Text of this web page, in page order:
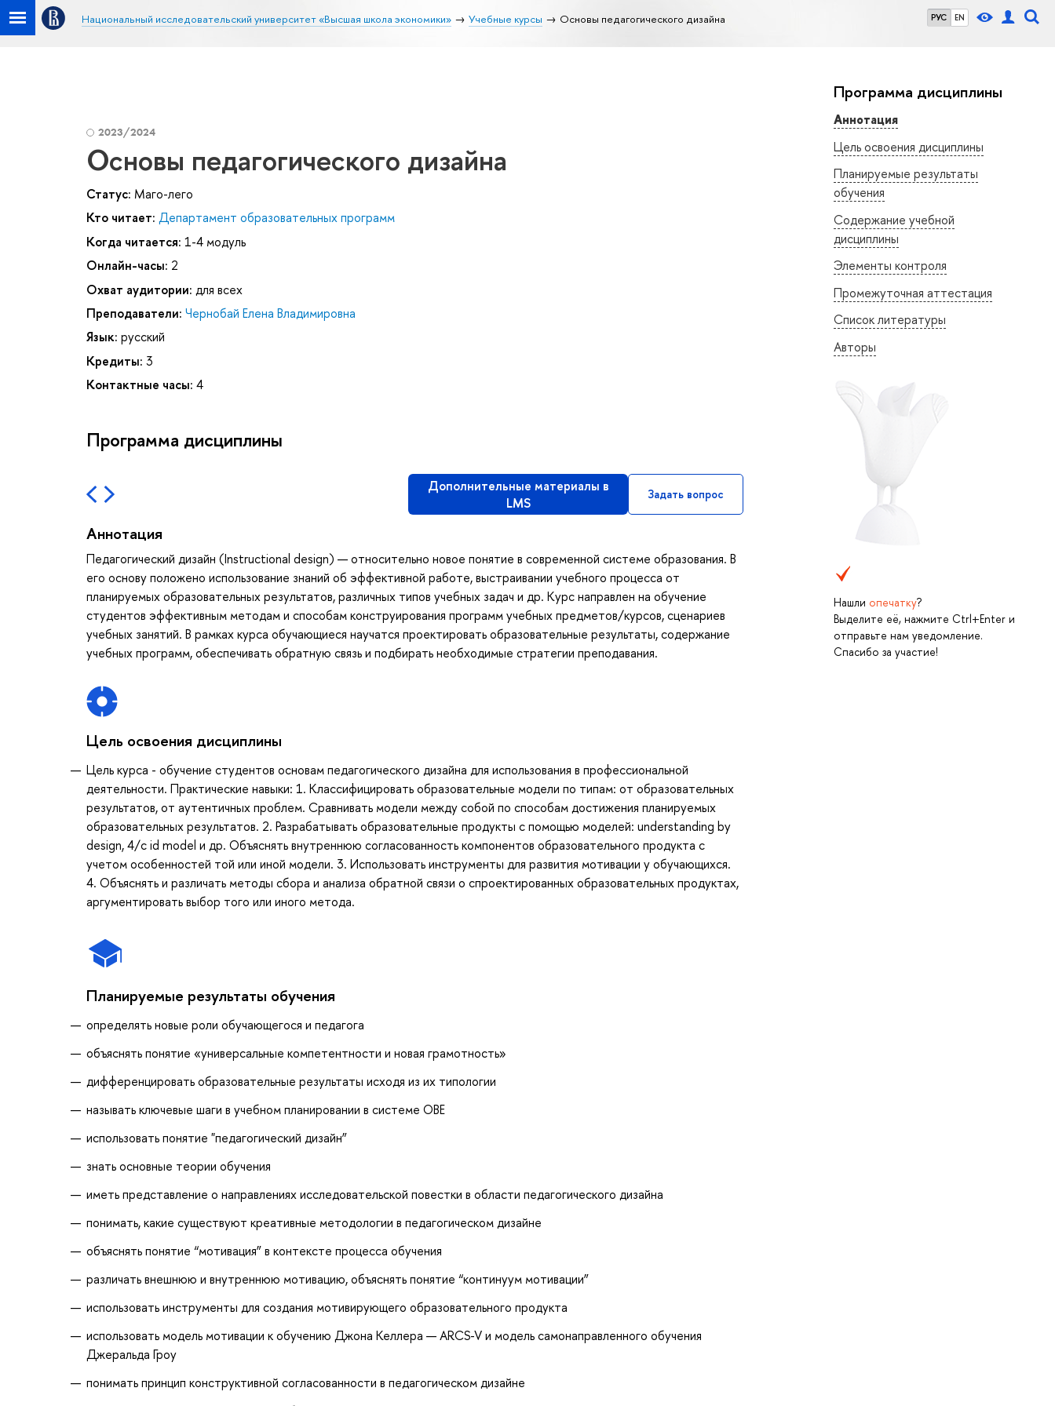
РУС EN
Национальный исследовательский университет «Высшая школа экономики» Учебные курсы Основы педагогического дизайна
Программа дисциплины
Аннотация
Цель освоения дисциплины
Планируемые результаты
обучения
Содержание учебной
дисциплины
Элементы контроля
Промежуточная аттестация
Список литературы
Авторы
Нашли опечатку?
Выделите её, нажмите Ctrl+Enter и
отправьте нам уведомление.
Спасибо за участие!
2023/2024
Основы педагогического дизайна
Статус: Маго-лего
Кто читает: Департамент образовательных программ
Когда читается: 1-4 модуль
Онлайн-часы: 2
Охват аудитории: для всех
Преподаватели: Чернобай Елена Владимировна
Язык: русский
Кредиты: 3
Контактные часы: 4
Программа дисциплины
Дополнительные материалы в
LMS
Задать вопрос
Аннотация
Педагогический дизайн (Instructional design) — относительно новое понятие в современной системе образования. В
его основу положено использование знаний об эффективной работе, выстраивании учебного процесса от
планируемых образовательных результатов, различных типов учебных задач и др. Курс направлен на обучение
студентов эффективным методам и способам конструирования программ учебных предметов/курсов, сценариев
учебных занятий. В рамках курса обучающиеся научатся проектировать образовательные результаты, содержание
учебных программ, обеспечивать обратную связь и подбирать необходимые стратегии преподавания.
Цель освоения дисциплины
Цель курса - обучение студентов основам педагогического дизайна для использования в профессиональной
деятельности. Практические навыки: 1. Классифицировать образовательные модели по типам: от образовательных
результатов, от аутентичных проблем. Сравнивать модели между собой по способам достижения планируемых
образовательных результатов. 2. Разрабатывать образовательные продукты с помощью моделей: understanding by
design, 4/с id model и др. Объяснять внутреннюю согласованность компонентов образовательного продукта с
учетом особенностей той или иной модели. 3. Использовать инструменты для развития мотивации у обучающихся.
4. Объяснять и различать методы сбора и анализа обратной связи о спроектированных образовательных продуктах,
аргументировать выбор того или иного метода.
Планируемые результаты обучения
определять новые роли обучающегося и педагога
объяснять понятие «универсальные компетентности и новая грамотность»
дифференцировать образовательные результаты исходя из их типологии
называть ключевые шаги в учебном планировании в системе OBE
использовать понятие "педагогический дизайн”
знать основные теории обучения
иметь представление о направлениях исследовательской повестки в области педагогического дизайна
понимать, какие существуют креативные методологии в педагогическом дизайне
объяснять понятие “мотивация” в контексте процесса обучения
различать внешнюю и внутреннюю мотивацию, объяснять понятие “континуум мотивации”
использовать инструменты для создания мотивирующего образовательного продукта
использовать модель мотивации к обучению Джона Келлера — ARCS-V и модель самонаправленного обучения
Джеральда Гроу
понимать принцип конструктивной согласованности в педагогическом дизайне